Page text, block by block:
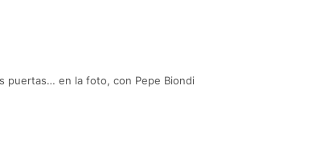
puertas… en la foto, con Pepe Biondi